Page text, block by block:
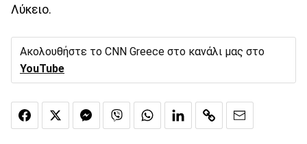
Λύκειο.
Ακολουθήστε το CNN Greece στο κανάλι μας στο
YouTube